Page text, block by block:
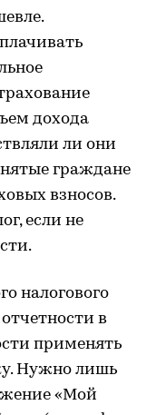
дохода
ли они
граждане
взносов.
если не
налогового
в
применять
Нужно лишь
«Мой